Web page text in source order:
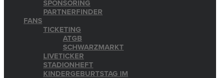
SPONSORING
PARTNERFINDER
FANS
TICKETING
ATGB
SCHWARZMARKT
LIVETICKER
STADIONHEFT
KINDERGEBURTSTAG IM